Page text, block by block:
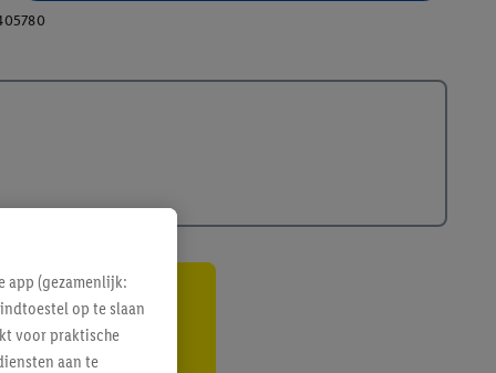
app (gezamenlijk:
op te slaan
voor praktische
aan te